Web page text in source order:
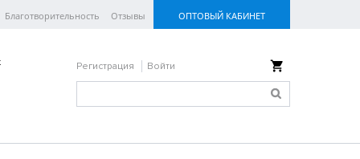
Благотворительность Отзывы ОПТОВЫЙ КАБИНЕТ
Регистрация Войти